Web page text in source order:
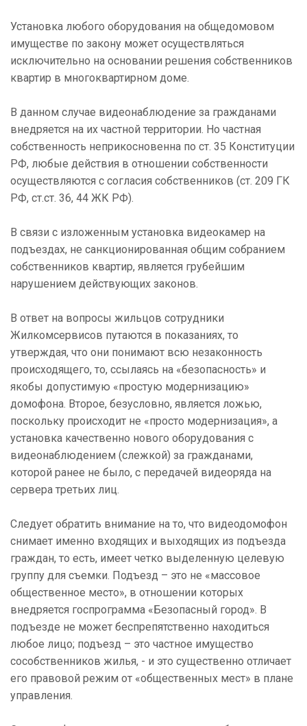
Установка любого оборудования на общедомовом
имуществе по закону может осуществляться
исключительно на основании решения собственников
квартир в многоквартирном доме.
В данном случае видеонаблюдение за гражданами
внедряется на их частной территории. Но частная
собственность неприкосновенна по ст. 35 Конституции
РФ, любые действия в отношении собственности
осуществляются с согласия собственников (ст. 209 ГК
РФ, ст.ст. 36, 44 ЖК РФ).
В связи с изложенным установка видеокамер на
подъездах, не санкционированная общим собранием
собственников квартир, является грубейшим
нарушением действующих законов.
В ответ на вопросы жильцов сотрудники
Жилкомсервисов путаются в показаниях, то
утверждая, что они понимают всю незаконность
происходящего, то, ссылаясь на «безопасность» и
якобы допустимую «простую модернизацию»
домофона. Второе, безусловно, является ложью,
поскольку происходит не «просто модернизация», а
установка качественно нового оборудования с
видеонаблюдением (слежкой) за гражданами,
которой ранее не было, с передачей видеоряда на
сервера третьих лиц.
Следует обратить внимание на то, что видеодомофон
снимает именно входящих и выходящих из подъезда
граждан, то есть, имеет четко выделенную целевую
группу для съемки. Подъезд – это не «массовое
общественное место», в отношении которых
внедряется госпрограмма «Безопасный город». В
подъезде не может беспрепятственно находиться
любое лицо; подъезд – это частное имущество
сособственников жилья, - и это существенно отличает
его правовой режим от «общественных мест» в плане
управления.